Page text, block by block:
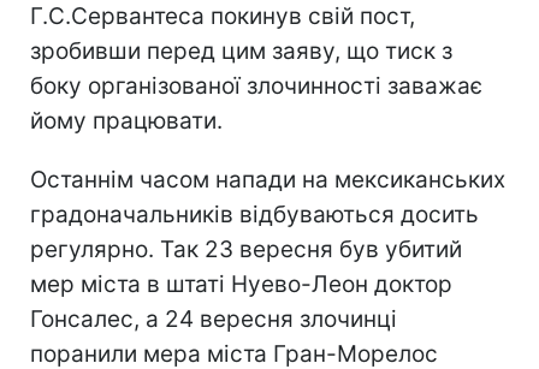
Г.С.Сервантеса покинув свій пост,
зробивши перед цим заяву, що тиск з
боку організованої злочинності заважає
йому працювати.
Останнім часом напади на мексиканських
градоначальників відбуваються досить
регулярно. Так 23 вересня був убитий
мер міста в штаті Нуево-Леон доктор
Гонсалес, а 24 вересня злочинці
поранили мера міста Гран-Морелос